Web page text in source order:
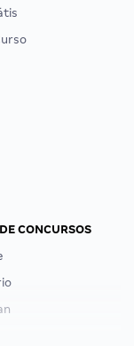
CONCURSOS